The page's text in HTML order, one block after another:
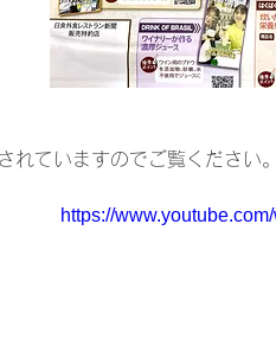
れていますのでご覧ください。
https://